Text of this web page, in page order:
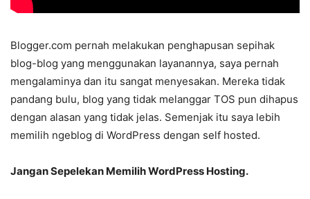
Blogger.com pernah melakukan penghapusan sepihak
blog-blog yang menggunakan layanannya, saya pernah
mengalaminya dan itu sangat menyesakan. Mereka tidak
pandang bulu, blog yang tidak melanggar TOS pun dihapus
dengan alasan yang tidak jelas. Semenjak itu saya lebih
memilih ngeblog di WordPress dengan self hosted.
Jangan Sepelekan Memilih WordPress Hosting.